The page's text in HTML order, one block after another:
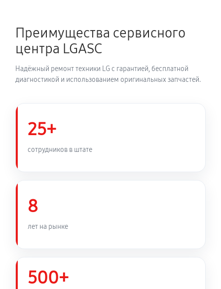
Устранение засора трубопровода
720 руб
Ремонт датчика морозильного отделения
Прочистка дренажной системы
Замена ТЭН холодильника LG GSB325PVQV
450 руб
Преимущества сервисного
центра LGASC
Надёжный ремонт техники LG с гарантией, бесплатной
диагностикой и использованием оригинальных запчастей.
25+
сотрудников в штате
8
лет на рынке
500+